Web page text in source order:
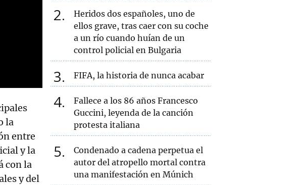
la
entre
y la
con la
y del
2
Heridos dos españoles, uno de
ellos grave, tras caer con su coche
a un río cuando huían de un
control policial en Bulgaria
3 FIFA, la historia de nunca acabar
4
Fallece a los 86 años Francesco
Guccini, leyenda de la canción
protesta italiana
5
Condenado a cadena perpetua el
autor del atropello mortal contra
una manifestación en Múnich